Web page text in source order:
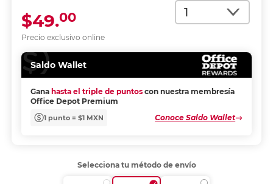
Cantidad
Precio exclusivo online
$49.00
Saldo Wallet
Gana hasta el triple de puntos con nuestra membresía
Office Depot Premium
1 punto = $1 MXN Conoce Saldo Wallet
Selecciona tu método de envío